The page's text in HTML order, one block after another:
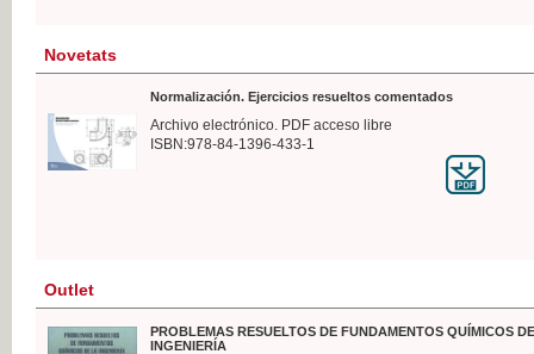
Novetats
Normalización. Ejercicios resueltos comentados
Archivo electrónico. PDF acceso libre
ISBN:978-84-1396-433-1
Outlet
PROBLEMAS RESUELTOS DE FUNDAMENTOS QUÍMICOS
INGENIERÍA